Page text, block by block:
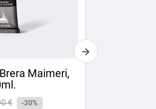
Maimeri,
€ -30%